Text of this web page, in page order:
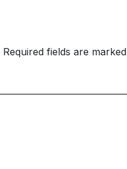
Required fields are marked